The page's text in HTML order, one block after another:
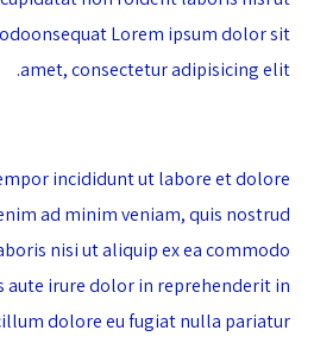
Lorem ipsum dolor sit
amet, consectetur adipisicing elit.
incididunt ut labore et dolore
ad minim veniam, quis nostrud
nisi ut aliquip ex ea commodo
aute irure dolor in reprehenderit in
dolore eu fugiat nulla pariatur.